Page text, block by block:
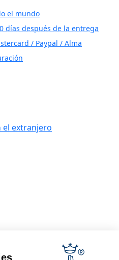
el mundo
días después de la entrega
/ Paypal / Alma
extranjero